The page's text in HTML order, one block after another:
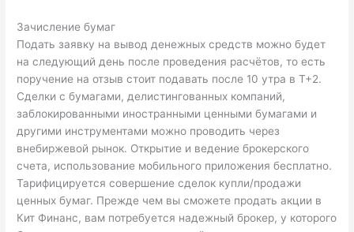
Зачисление бумаг
Подать заявку на вывод денежных средств можно будет
на следующий день после проведения расчётов, то есть
поручение на отзыв стоит подавать после 10 утра в Т+2.
Сделки с бумагами, делистингованных компаний,
заблокированными иностранными ценными бумагами и
другими инструментами можно проводить через
внебиржевой рынок. Открытие и ведение брокерского
счета, использование мобильного приложения бесплатно.
Тарифицируется совершение сделок купли/продажи
ценных бумаг. Прежде чем вы сможете продать акции в
Кит Финанс, вам потребуется надежный брокер, у которого